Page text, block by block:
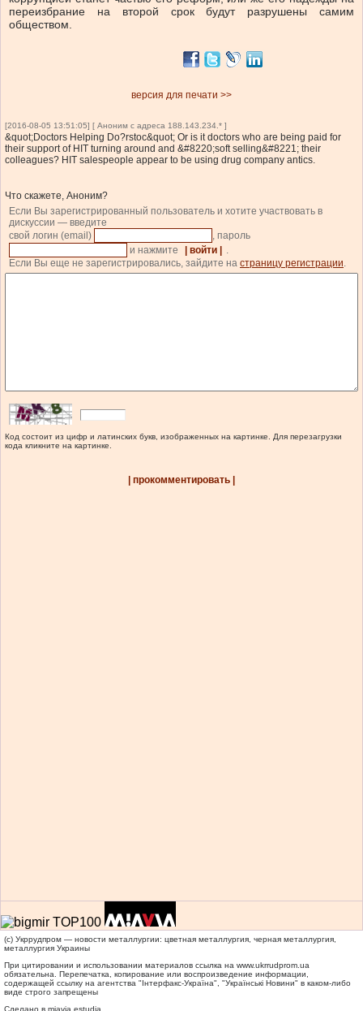
переизбрание на второй срок будут разрушены самим
обществом.
версия для печати >>
[2016-08-05 13:51:05] [ Аноним с адреса 188.143.234.* ]
&quot;Doctors Helping Do?rstoc&quot; Or is it doctors who are being paid for
their support of HIT turning around and &#8220;soft selling&#8221; their
colleagues? HIT salespeople appear to be using drug company antics.
Что скажете, Аноним?
Если Вы зарегистрированный пользователь и хотите участвовать в
дискуссии — введите
свой логин (email)
, пароль
и нажмите
| войти |
.
Если Вы еще не зарегистрировались, зайдите на страницу регистрации.
Код состоит из цифр и латинских букв, изображенных на картинке. Для перезагрузки
кода кликните на картинке.
| прокомментировать |
(c) Укррудпром — новости металлургии: цветная металлургия, черная металлургия,
металлургия Украины
При цитировании и использовании материалов ссылка на www.ukrrudprom.ua
обязательна. Перепечатка, копирование или воспроизведение информации,
содержащей ссылку на агентства "Iнтерфакс-Україна", "Українськi Новини" в каком-либо
виде строго запрещены